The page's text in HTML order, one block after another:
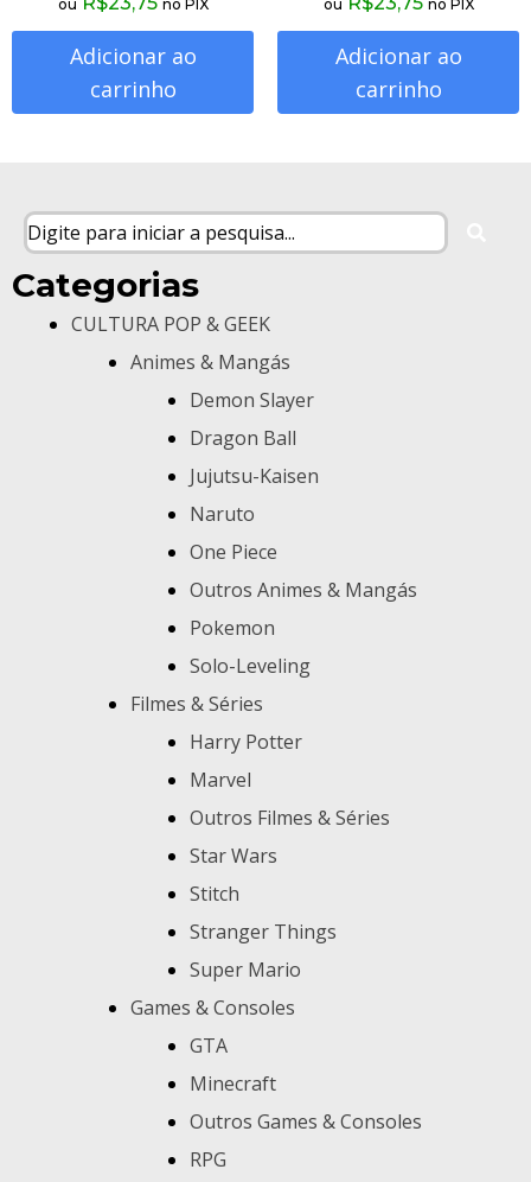
ou no PIX
Adicionar ao
carrinho
ou no PIX
Adicionar ao
carrinho
Categorias
CULTURA POP & GEEK
Animes & Mangás
Demon Slayer
Dragon Ball
Jujutsu-Kaisen
Naruto
One Piece
Outros Animes & Mangás
Pokemon
Solo-Leveling
Filmes & Séries
Harry Potter
Marvel
Outros Filmes & Séries
Star Wars
Stitch
Stranger Things
Super Mario
Games & Consoles
GTA
Minecraft
Outros Games & Consoles
RPG